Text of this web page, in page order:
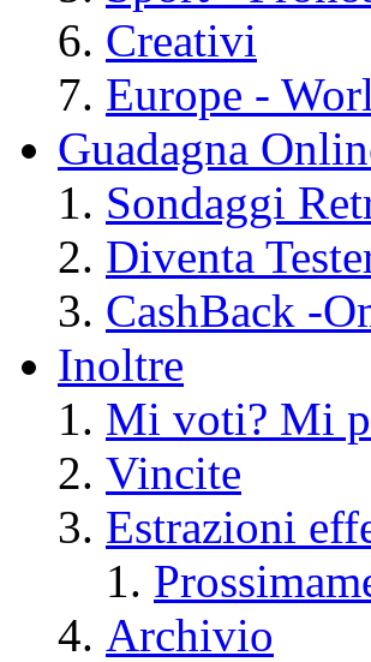
Creativi
Europe -
Guadagna
Sondaggi
Diventa
CashBack -
Inoltre
Mi voti? Mi
Vincite
Estrazioni
Archivio